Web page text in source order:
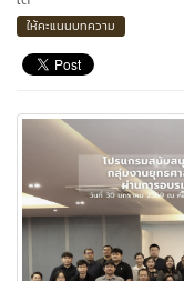
ให้คะแนนบทความ